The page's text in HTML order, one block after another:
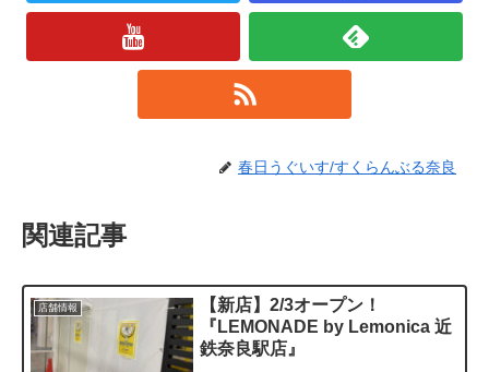
春日うぐいす/すくらんぶる奈良
関連記事
店舗情報
【新店】2/3オープン！
『LEMONADE by Lemonica 近
鉄奈良駅店』